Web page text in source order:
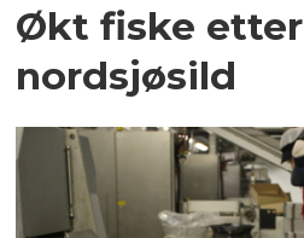
Økt fiske etter
nordsjøsild